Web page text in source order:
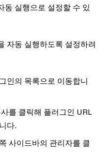
동 실행으로 설정할 수 있
자동 실행하도록 설정하려
인의 목록으로 이동합니
를 클릭해 플러그인 URL
다.
사이드바의 관리자를 클